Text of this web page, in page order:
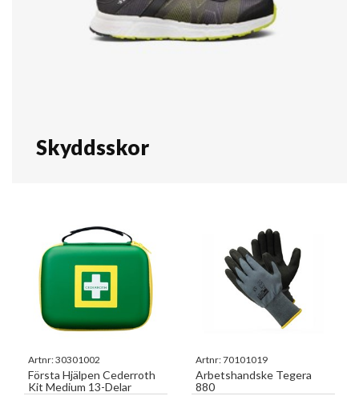
Skyddsskor
Artnr:30301002
Första Hjälpen Cederroth
Kit Medium 13-Delar
Artnr:70101019
Arbetshandske Tegera
880